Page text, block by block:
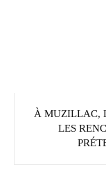
À MUZILLAC,
LES